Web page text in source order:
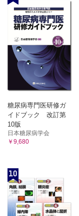
糖尿病専門医研修ガ
イドブック 改訂第
10版
日本糖尿病学会
￥9,680
10